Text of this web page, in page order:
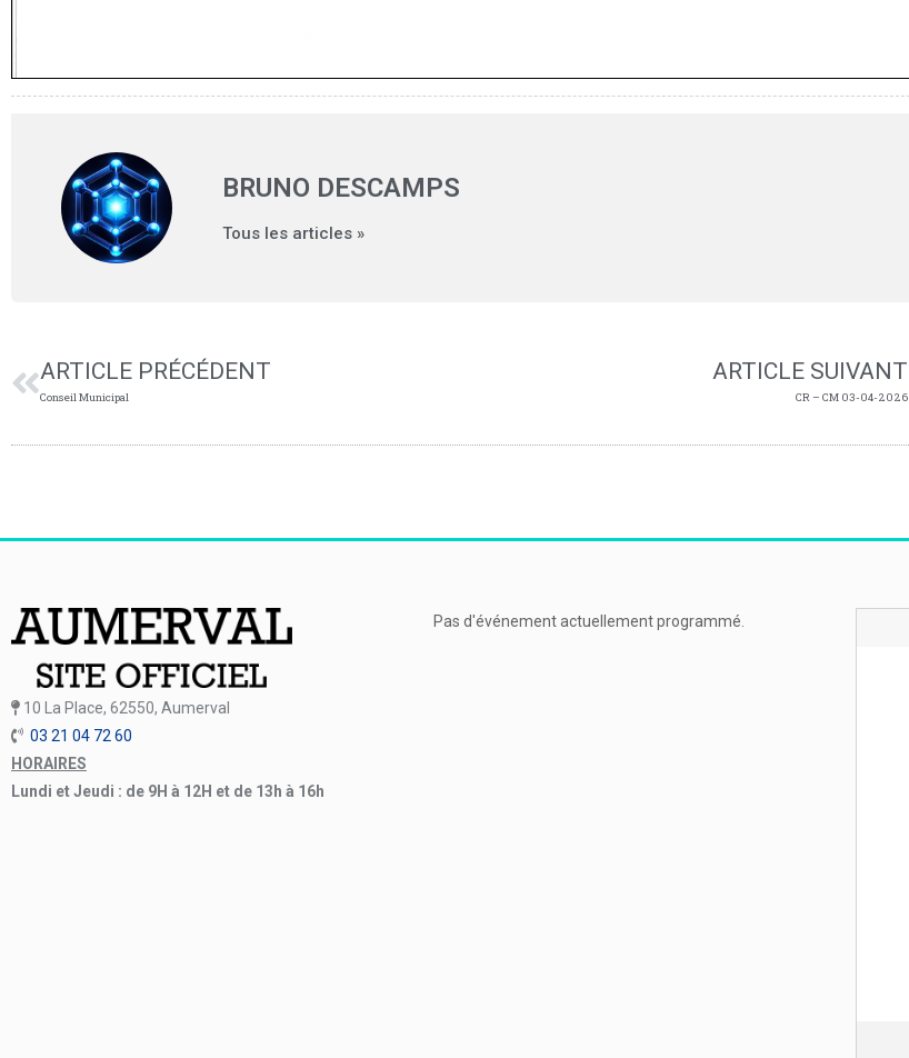
BRUNO DESCAMPS
Tous les articles »
ARTICLE PRÉCÉDENT
Conseil Municipal
ARTICLE SUIVANT
CR – CM 03-04-2026
10 La Place, 62550, Aumerval
03 21 04 72 60
HORAIRES
Lundi et Jeudi : de 9H à 12H et de 13h à 16h
Pas d'événement actuellement programmé.